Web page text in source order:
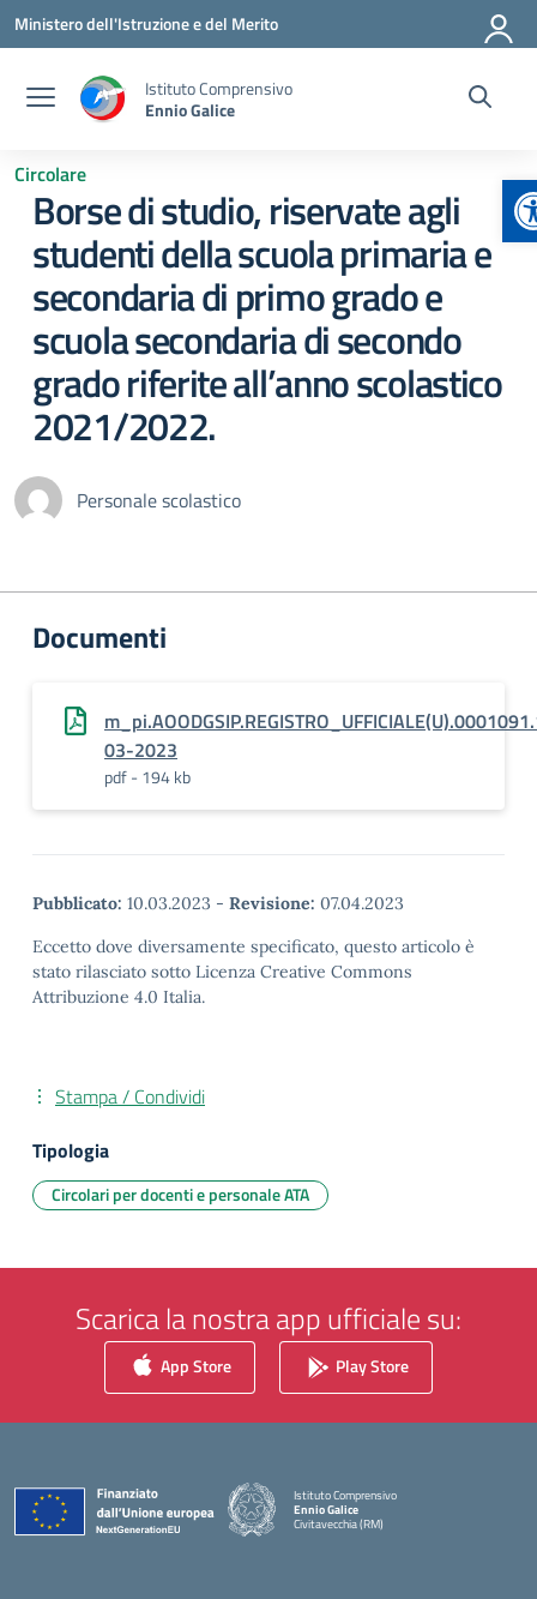
Vai ai contenuti
Vai al menu di navigazione
Vai al footer
Ministero dell'Istruzione e del Merito
Istituto Comprensivo
Ennio Galice
Circolare
Borse di studio, riservate agli
studenti della scuola primaria e
secondaria di primo grado e
scuola secondaria di secondo
grado riferite all’anno scolastico
2021/2022.
Personale scolastico
Documenti
03-2023
pdf - 194 kb
Pubblicato: 10.03.2023 - Revisione: 07.04.2023
Eccetto dove diversamente specificato, questo articolo è
stato rilasciato sotto Licenza Creative Commons
Attribuzione 4.0 Italia.
Stampa / Condividi
Tipologia
Circolari per docenti e personale ATA
Scarica la nostra app ufficiale su:
App Store Play Store
Istituto Comprensivo
Ennio Galice
Civitavecchia (RM)